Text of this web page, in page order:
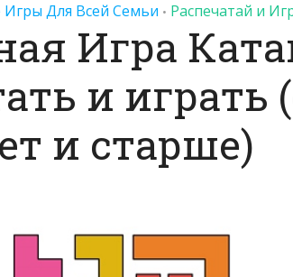
Игры Для Всей Семьи • Распечатай и
Игра
и играть
и старше)